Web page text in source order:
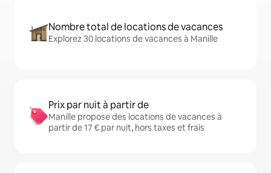
Nombre total de locations de vacances
Explorez 30 locations de vacances à Manille
Prix par nuit à partir de
Manille propose des locations de vacances à
partir de 17 € par nuit, hors taxes et frais